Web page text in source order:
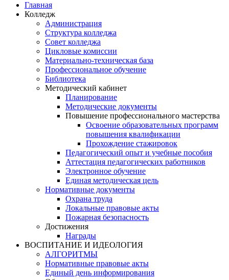
Главная
Колледж
Администрация
Структура колледжа
Совет колледжа
Цикловые комиссии
Материально-техническая база
Профессиональное обучение
Библиотека
Методический кабинет
Планирование
Методические документы
Повышение профессионального мастерства
Освоение образовательных программ
повышения квалификации
Прохождение стажировок
Педагогический опыт и учебные пособия
Аттестация педагогических работников
Электронное обучение
Единая методическая цель
Нормативные документы
Охрана труда
Локальные правовые акты
Пожарная безопасность
Достижения
Награды
ВОСПИТАНИЕ И ИДЕОЛОГИЯ
АЛГОРИТМЫ
Нормативные правовые акты
Единый день информирования